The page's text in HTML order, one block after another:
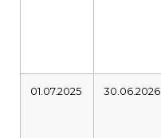
01.07.2025 30.06.2026